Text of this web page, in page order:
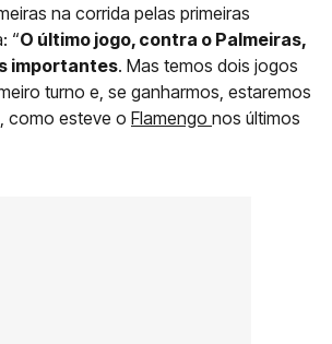
na corrida pelas primeiras
“O último jogo, contra o Palmeiras,
importantes. Mas temos dois jogos
turno e, se ganharmos, estaremos
como esteve o Flamengo nos últimos